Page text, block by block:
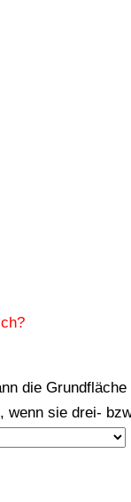
die Grundfläche
wenn sie drei-